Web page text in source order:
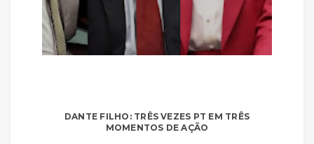
DANTE FILHO: TRÊS VEZES PT EM TRÊS
MOMENTOS DE AÇÃO